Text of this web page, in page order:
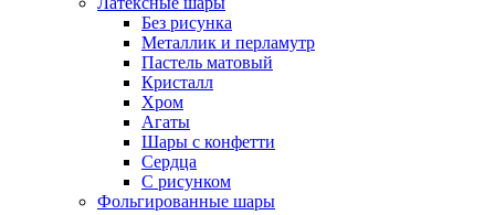
Без рисунка
Металлик и перламутр
Пастель матовый
Кристалл
Хром
Агаты
Шары с конфетти
Сердца
С рисунком
Фольгированные шары